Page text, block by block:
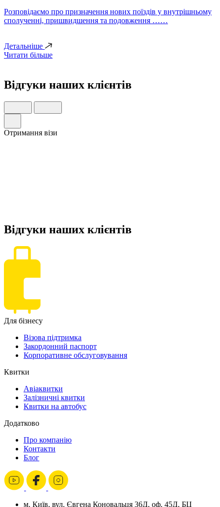
Розповідаємо про призначення нових поїздів у внутрішньому
сполученні, пришвидшення та подовження ……
Детальніше
Читати більше
Відгуки наших клієнтів
Отримання візи
Відгуки наших клієнтів
Для бізнесу
Візова підтримка
Закордонний паспорт
Корпоративне обслуговування
Квитки
Авіаквитки
Залізничні квитки
Квитки на автобус
Додатково
Про компанію
Контакти
Блог
м. Київ, вул. Євгена Коновальця 36Д, оф. 45Д, БЦ